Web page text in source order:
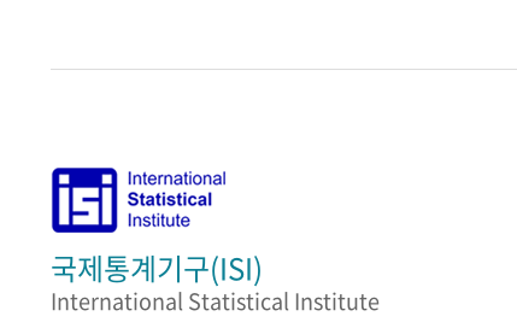
국제통계기구(ISI)
International Statistical Institute